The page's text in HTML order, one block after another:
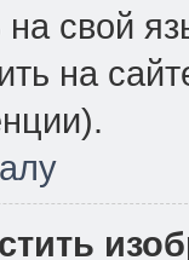
на свой
на